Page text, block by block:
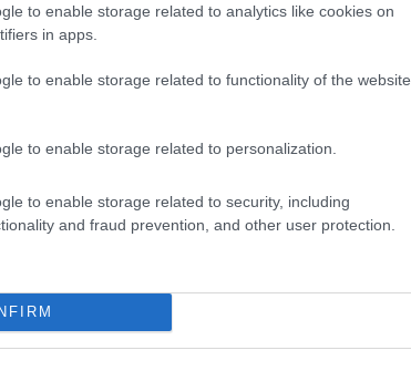
to enable storage related to analytics like cookies on
in apps.
to enable storage related to functionality of the website
to enable storage related to personalization.
to enable storage related to security, including
and fraud prevention, and other user protection.